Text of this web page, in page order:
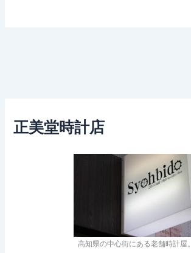
正美堂時計店
高知県の中心街にある老舗時計屋。